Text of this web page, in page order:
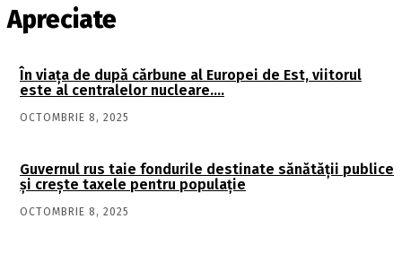
Apreciate
În viaţa de după cărbune al Europei de Est, viitorul
este al centralelor nucleare….
OCTOMBRIE 8, 2025
Guvernul rus taie fondurile destinate sănătății publice
și crește taxele pentru populație
OCTOMBRIE 8, 2025